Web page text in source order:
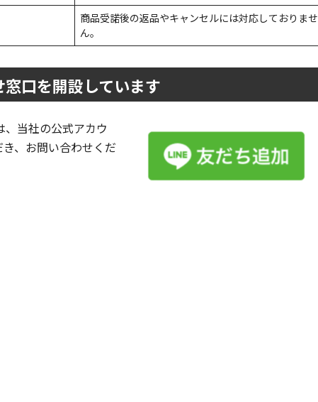
商品受諾後の返品やキャンセルには対応しておりませ
ん。
口を開設しています
当社の公式アカウ
、お問い合わせくだ